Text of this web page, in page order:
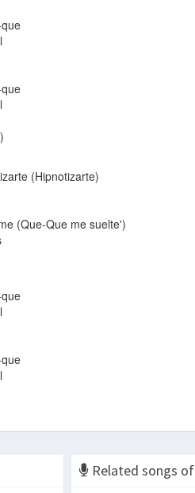
(Hipnotizarte)
(Que-Que me suelte')
Related songs of